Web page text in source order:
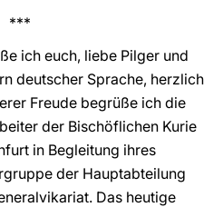
***
ich euch, liebe Pilger und
deutscher Sprache, herzlich
Freude begrüße ich die
der Bischöflichen Kurie
in Begleitung ihres
der Hauptabteilung
Das heutige